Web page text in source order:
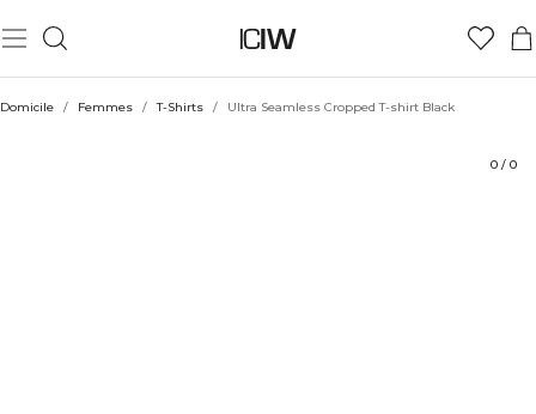
Domicile / Femmes / T-Shirts / Ultra Seamless Cropped T-shirt Black
0 / 0